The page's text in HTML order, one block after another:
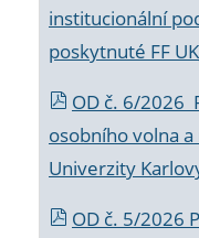
institucionální
poskytnuté FF
OD č. 6/2026
osobního volna
Univerzity
OD č. 5/2026